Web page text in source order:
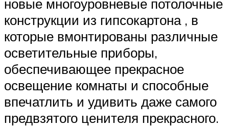
новые многоуровневые потолочные
конструкции из гипсокартона , в
которые вмонтированы различные
осветительные приборы,
обеспечивающее прекрасное
освещение комнаты и способные
впечатлить и удивить даже самого
предвзятого ценителя прекрасного.